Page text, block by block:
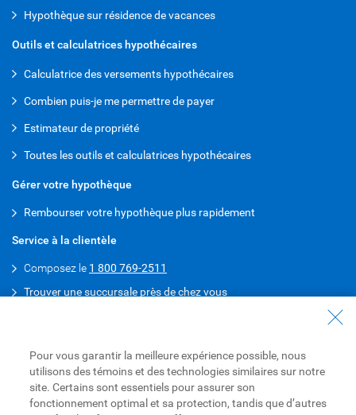
Hypothèque sur résidence de vacances
Outils et calculatrices hypothécaires
Calculatrice des versements hypothécaires
Combien puis-je me permettre de payer
Estimateur de propriété
Toutes les outils et calculatrices hypothécaires
Gérer votre hypothèque
Rembourser votre hypothèque plus rapidement
Service à la clientèle
Composez le 1 800 769-2511
Trouver une succursale près de chez vous
Téléchargez l’appli Mobile RBC
Android
Pour vous garantir la meilleure expérience possible, nous
utilisons des témoins et des technologies similaires sur notre
site. Certains sont essentiels pour assurer son
fonctionnement optimal et sa protection, tandis que d’autres